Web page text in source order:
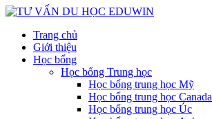
Trang chủ
Giới thiệu
Học bổng
Học bổng Trung học
Học bổng trung học Mỹ
Học bổng trung học Canada
Học bổng trung học Úc